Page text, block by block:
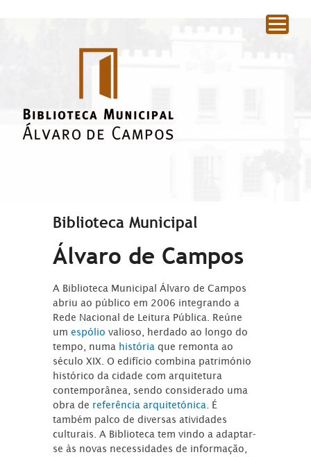
Biblioteca Municipal
Álvaro de Campos
A Biblioteca Municipal Álvaro de Campos
abriu ao público em 2006 integrando a
Rede Nacional de Leitura Pública. Reúne
umespóliovalioso, herdado ao longo do
tempo, numa história que remonta ao
século XIX. O edifício combina património
histórico da cidade com arquitetura
contemporânea, sendo considerado uma
obra de referência arquitetónica . É
também palco de diversas atividades
culturais. A Biblioteca tem vindo a adaptar-
se às novas necessidades de informação,